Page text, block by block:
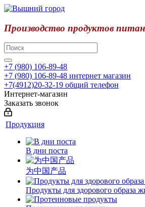
Производство продуктов
+7 (980) 106-89-48
+7 (980) 106-89-48 интернет магазин
+7(4912)20-32-19 общий телефон
Интернет-магазин
Заказать звонок
Продукция
В дни поста
为中国产品
Продукты для здорового образа